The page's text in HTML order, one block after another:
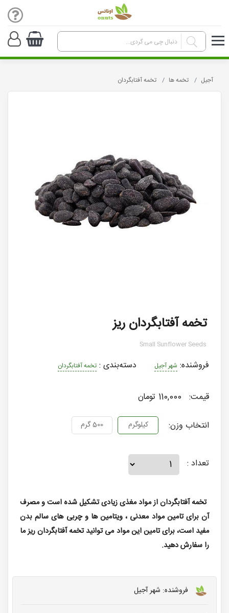
آجیل تخمه ها تخمه آفتابگردان
تخمه آفتابگردان ریز
Small Sunflower Seeds
فروشنده: شهر آجیل دسته‌بندی : تخمه آفتابگردان
قیمت: 110,000 تومان
انتخاب وزن: کیلوگرم 500 گرم
تعداد :
تخمه آفتابگردان از مواد مغذی زیادی تشکیل شده است و مصرف
آن برای تامین مواد معدنی ، ویتامین ها و چربی های سالم بدن
مفید است، برای تامین این مواد می توانید تخمه آفتابگردان ریز ما
را سفارش دهید.
فروشنده: شهر آجیل